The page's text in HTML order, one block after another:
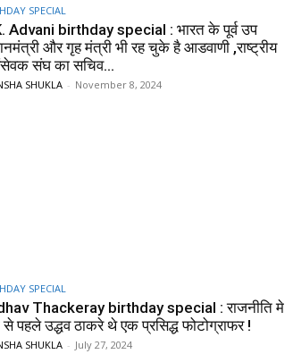
SPECIAL
Advani birthday special : भारत के पूर्व उप
और गृह मंत्री भी रह चुके है आडवाणी ,राष्ट्रीय
संघ का सचिव...
SHUKLA - November 8, 2024
SPECIAL
Thackeray birthday special : राजनीति मे
पहले उद्धव ठाकरे थे एक प्रसिद्ध फोटोग्राफर !
SHUKLA - July 27, 2024